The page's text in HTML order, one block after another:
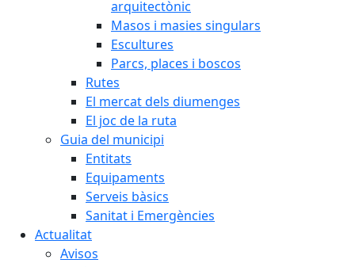
arquitectònic
Masos i masies singulars
Escultures
Parcs, places i boscos
Rutes
El mercat dels diumenges
El joc de la ruta
Guia del municipi
Entitats
Equipaments
Serveis bàsics
Sanitat i Emergències
Actualitat
Avisos